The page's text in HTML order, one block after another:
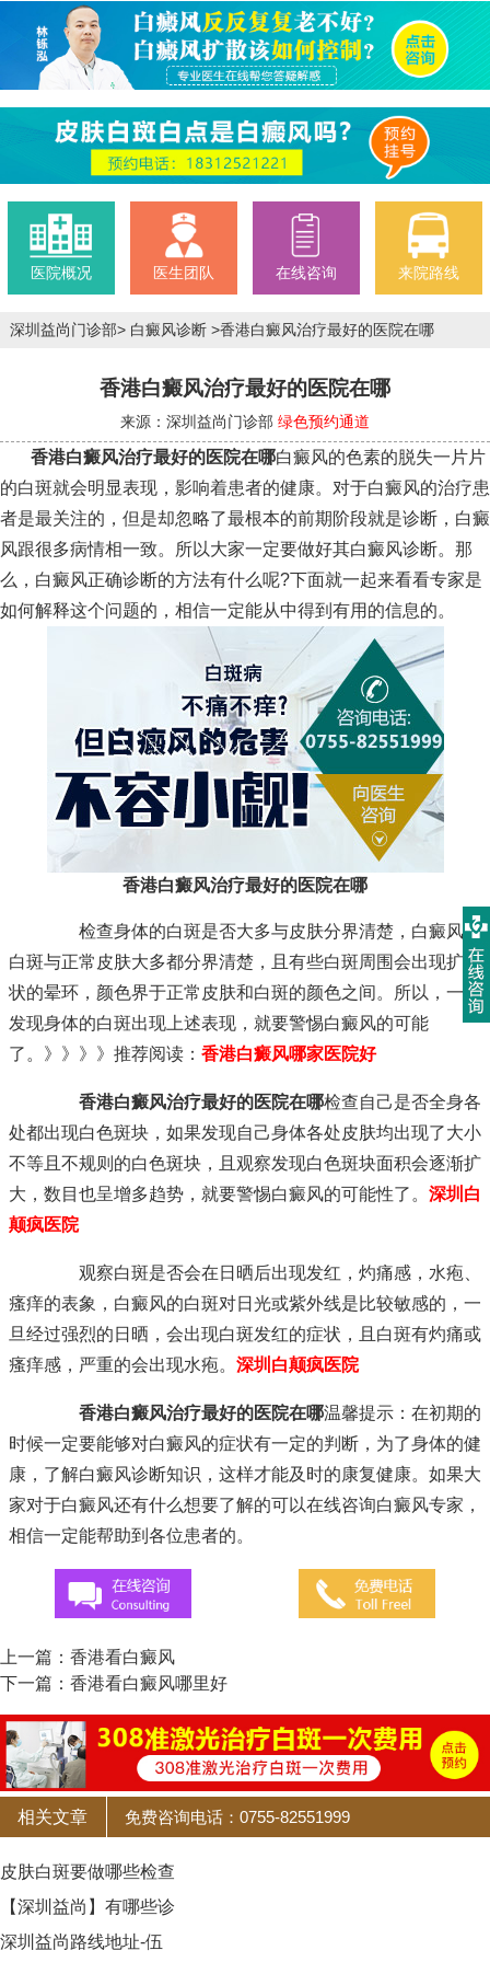
医院概况 医生团队 在线咨询 来院路线
深圳益尚门诊部>白癜风诊断 >香港白癜风治疗最好的医院在哪
香港白癜风治疗最好的医院在哪
来源：深圳益尚门诊部 绿色预约通道
香港白癜风治疗最好的医院在哪白癜风的色素的脱失一片片
的白斑就会明显表现，影响着患者的健康。对于白癜风的治疗患
者是最关注的，但是却忽略了最根本的前期阶段就是诊断，白癜
风跟很多病情相一致。所以大家一定要做好其白癜风诊断。那
么，白癜风正确诊断的方法有什么呢?下面就一起来看看专家是
如何解释这个问题的，相信一定能从中得到有用的信息的。
香港白癜风治疗最好的医院在哪
检查身体的白斑是否大多与皮肤分界清楚，白癜风的
白斑与正常皮肤大多都分界清楚，且有些白斑周围会出现扩散
状的晕环，颜色界于正常皮肤和白斑的颜色之间。所以，一旦
发现身体的白斑出现上述表现，就要警惕白癜风的可能
了。》》》》推荐阅读： 香港白癜风哪家医院好
香港白癜风治疗最好的医院在哪检查自己是否全身各
处都出现白色斑块，如果发现自己身体各处皮肤均出现了大小
不等且不规则的白色斑块，且观察发现白色斑块面积会逐渐扩
大，数目也呈增多趋势，就要警惕白癜风的可能性了。 深圳白
颠疯医院
观察白斑是否会在日晒后出现发红，灼痛感，水疱、
瘙痒的表象，白癜风的白斑对日光或紫外线是比较敏感的，一
旦经过强烈的日晒，会出现白斑发红的症状，且白斑有灼痛或
瘙痒感，严重的会出现水疱。 深圳白颠疯医院
香港白癜风治疗最好的医院在哪温馨提示：在初期的
时候一定要能够对白癜风的症状有一定的判断，为了身体的健
康，了解白癜风诊断知识，这样才能及时的康复健康。如果大
家对于白癜风还有什么想要了解的可以在线咨询白癜风专家，
相信一定能帮助到各位患者的。
上一篇： 香港看白癜风
下一篇： 香港看白癜风哪里好
相关文章 免费咨询电话：0755-82551999
皮肤白斑要做哪些检查
【深圳益尚】有哪些诊
深圳益尚路线地址-伍